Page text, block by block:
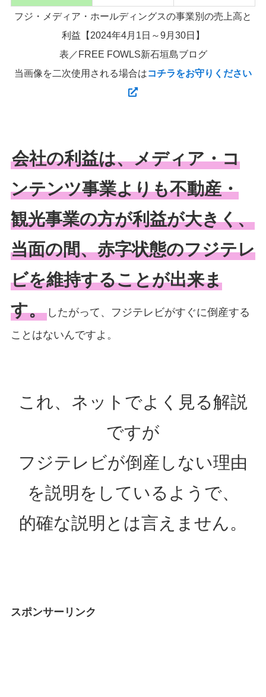
フジ・メディア・ホールディングスの事業別の売上高と
利益【2024年4月1日～9月30日】
表／FREE FOWLS新石垣島ブログ
当画像を二次使用される場合はコチラをお守りください
会社の利益は、メディア・コ
ンテンツ事業よりも不動産・
観光事業の方が利益が大きく、
当面の間、赤字状態のフジテレ
ビを維持することが出来ま
す。したがって、フジテレビがすぐに倒産する
ことはないんですよ。
これ、ネットでよく見る解説
ですが
フジテレビが倒産しない理由
を説明をしているようで、
的確な説明とは言えません。
スポンサーリンク